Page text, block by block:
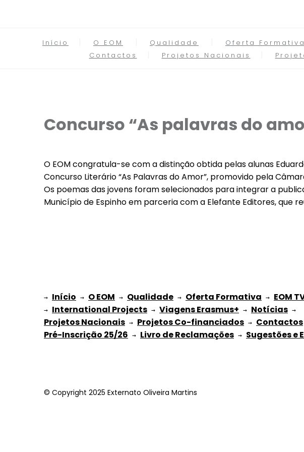
Início O EOM Qualidade Oferta Formativa
Contactos
Projetos Nacionais
Concurso “As palavras do
O EOM congratula-se com a distinção obtida pelas alunas
Concurso Literário “As Palavras do Amor”, promovido pela
Os poemas das jovens foram selecionados para integrar a
Município de Espinho em parceria com a Elefante Editores, que
→ Início → O EOM → Qualidade → Oferta Formativa → EOM
→ International Projects → Viagens Erasmus+ → Notícias
Projetos Nacionais → Projetos Co-financiados → Contactos
Pré-Inscrição 25/26 → Livro de Reclamações → Sugestões e
© Copyright 2025 Externato Oliveira Martins